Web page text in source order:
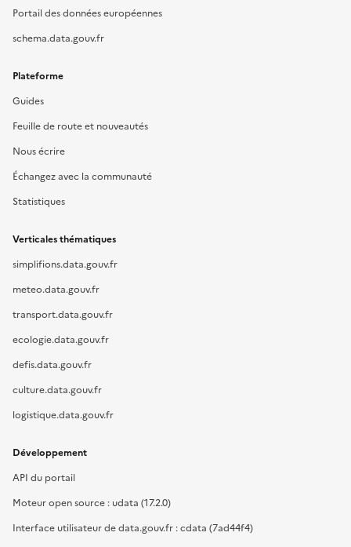
Portail des données européennes
schema.data.gouv.fr
Plateforme
Guides
Feuille de route et nouveautés
Nous écrire
Échangez avec la communauté
Statistiques
Verticales thématiques
simplifions.data.gouv.fr
meteo.data.gouv.fr
transport.data.gouv.fr
ecologie.data.gouv.fr
defis.data.gouv.fr
culture.data.gouv.fr
logistique.data.gouv.fr
Développement
API du portail
Moteur open source : udata (17.2.0)
Interface utilisateur de data.gouv.fr : cdata (7ad44f4)